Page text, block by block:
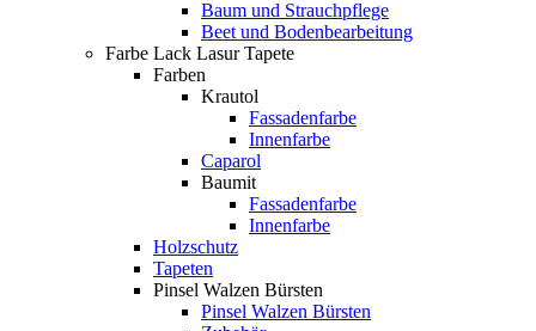
Baum und Strauchpflege
Beet und Bodenbearbeitung
Farbe Lack Lasur Tapete
Farben
Krautol
Fassadenfarbe
Innenfarbe
Caparol
Baumit
Fassadenfarbe
Innenfarbe
Holzschutz
Tapeten
Pinsel Walzen Bürsten
Pinsel Walzen Bürsten